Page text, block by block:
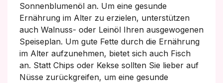
Sonnenblumenöl an. Um eine gesunde
Ernährung im Alter zu erzielen, unterstützen
auch Walnuss- oder Leinöl Ihren ausgewogenen
Speiseplan. Um gute Fette durch die Ernährung
im Alter aufzunehmen, bietet sich auch Fisch
an. Statt Chips oder Kekse sollten Sie lieber auf
Nüsse zurückgreifen, um eine gesunde